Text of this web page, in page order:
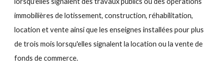
immobilières de lotissement, construction, réhabilitation,
location et vente ainsi que les enseignes installées pour plus
de trois mois lorsqu'elles signalent la location ou la vente de
fonds de commerce.